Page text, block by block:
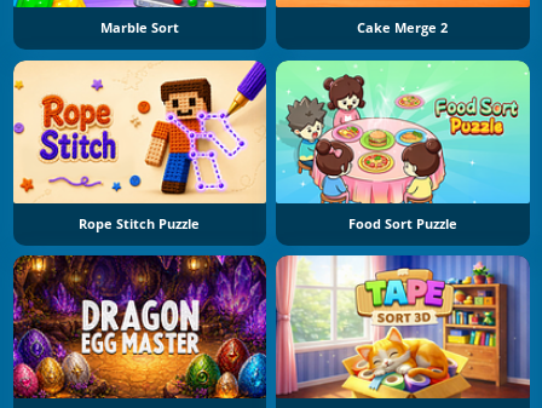
Marble Sort Cake Merge 2
Rope Stitch Puzzle Food Sort Puzzle